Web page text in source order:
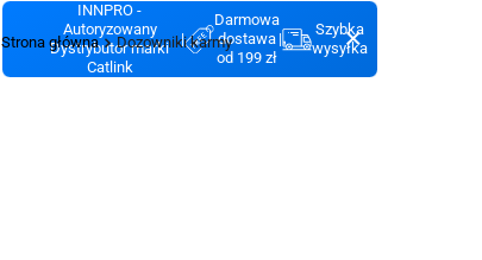
INNPRO -
Autoryzowany
Dystrybutor marki
Catlink
|
Darmowa
dostawa
od 199 zł
|
Szybka
wysyłka
Strona główna Dozowniki karmy